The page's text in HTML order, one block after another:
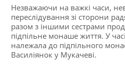
Незважаючи на важкі часи,
переслідування зі сторони
разом з іншими сестрами
підпільне монаше життя. У
належала до підпільного
Василіянок у Мукачеві.